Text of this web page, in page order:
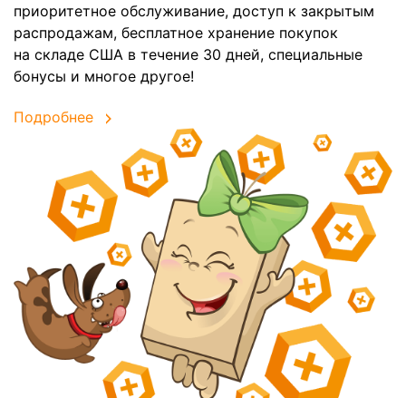
приоритетное обслуживание, доступ к закрытым
распродажам, бесплатное хранение покупок
на складе США в течение 30 дней, специальные
бонусы и многое другое!
Подробнее